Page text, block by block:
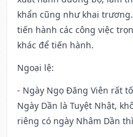
khẩn cũng như khai
tiến hành các công việc
khác để tiến hành.
Ngoại lệ:
- Ngày Ngọ Đăng Viên rất
Ngày Dần là Tuyệt Nhật,
riêng có ngày Nhâm Dần